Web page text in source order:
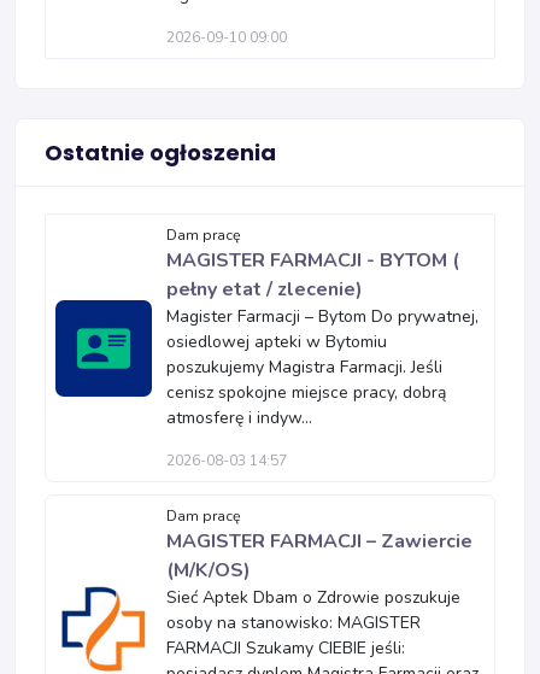
2026-09-10 09:00
Ostatnie ogłoszenia
Dam pracę
MAGISTER FARMACJI - BYTOM (
pełny etat / zlecenie)
Magister Farmacji – Bytom Do prywatnej,
osiedlowej apteki w Bytomiu
poszukujemy Magistra Farmacji. Jeśli
cenisz spokojne miejsce pracy, dobrą
atmosferę i indyw...
2026-08-03 14:57
Dam pracę
MAGISTER FARMACJI – Zawiercie
(M/K/OS)
Sieć Aptek Dbam o Zdrowie poszukuje
osoby na stanowisko: MAGISTER
FARMACJI Szukamy CIEBIE jeśli: